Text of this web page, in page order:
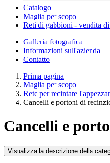
Catalogo
Maglia per scopo
Reti di gabbioni - vendita
Galleria fotografica
Informazioni sull'azienda
Contatto
Prima pagina
Maglia per scopo
Rete per recintare
Cancelli e portoni di
Cancelli e
Visualizza la descrizione della